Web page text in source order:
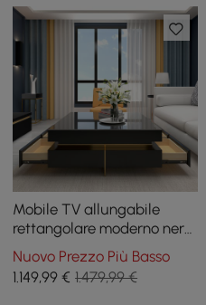
Mobile TV allungabile
rettangolare moderno nero
lucido e tavolino da caffè
quadrato con cassetti
Nuovo Prezzo Più Basso
1.149,99 € 1.479,99 €